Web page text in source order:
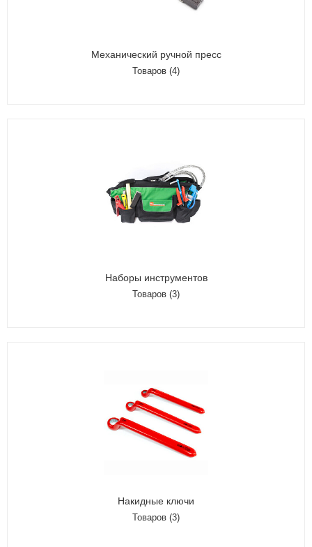
Механический ручной пресс
Товаров (4)
Наборы инструментов
Товаров (3)
Накидные ключи
Товаров (3)